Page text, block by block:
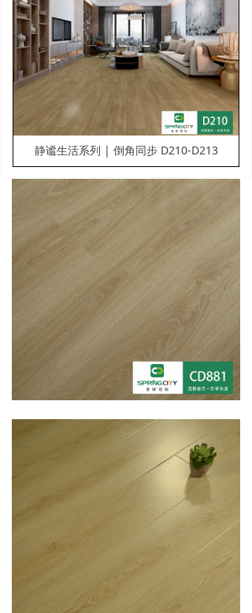
静谧生活系列 | 倒角同步 D210-D213
欧几里得系列 | 拼花PH501-PH505
阿基米德幻想系列 | 方格PH301-PH305